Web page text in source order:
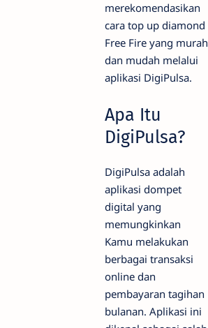
merekomendasikan
cara top up diamond
Free Fire yang murah
dan mudah melalui
aplikasi DigiPulsa.
Apa Itu
DigiPulsa?
DigiPulsa adalah
aplikasi dompet
digital yang
memungkinkan
Kamu melakukan
berbagai transaksi
online dan
pembayaran tagihan
bulanan. Aplikasi ini